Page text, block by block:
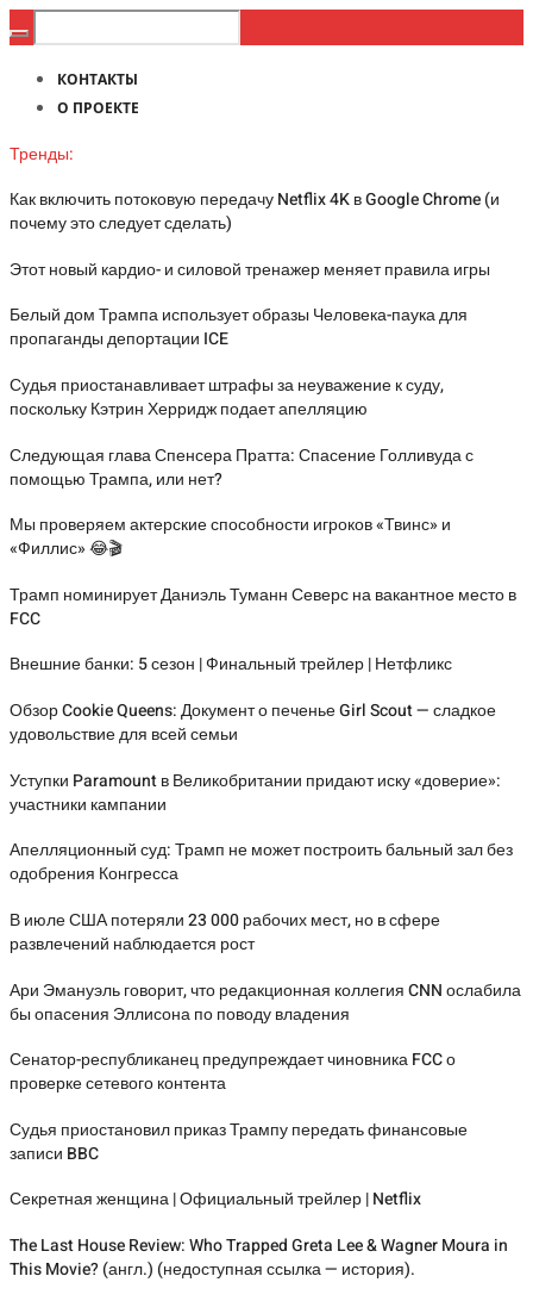
КОНТАКТЫ
О ПРОЕКТЕ
Тренды:
Как включить потоковую передачу Netflix 4K в Google Chrome (и
почему это следует сделать)
Этот новый кардио- и силовой тренажер меняет правила игры
Белый дом Трампа использует образы Человека-паука для
пропаганды депортации ICE
Судья приостанавливает штрафы за неуважение к суду,
поскольку Кэтрин Херридж подает апелляцию
Следующая глава Спенсера Пратта: Спасение Голливуда с
помощью Трампа, или нет?
Мы проверяем актерские способности игроков «Твинс» и
«Филлис» 😂🎬
Трамп номинирует Даниэль Туманн Северс на вакантное место в
FCC
Внешние банки: 5 сезон | Финальный трейлер | Нетфликс
Обзор Cookie Queens: Документ о печенье Girl Scout — сладкое
удовольствие для всей семьи
Уступки Paramount в Великобритании придают иску «доверие»:
участники кампании
Апелляционный суд: Трамп не может построить бальный зал без
одобрения Конгресса
В июле США потеряли 23 000 рабочих мест, но в сфере
развлечений наблюдается рост
Ари Эмануэль говорит, что редакционная коллегия CNN ослабила
бы опасения Эллисона по поводу владения
Сенатор-республиканец предупреждает чиновника FCC о
проверке сетевого контента
Судья приостановил приказ Трампу передать финансовые
записи BBC
Секретная женщина | Официальный трейлер | Netflix
The Last House Review: Who Trapped Greta Lee & Wagner Moura in
This Movie? (англ.) (недоступная ссылка — история).